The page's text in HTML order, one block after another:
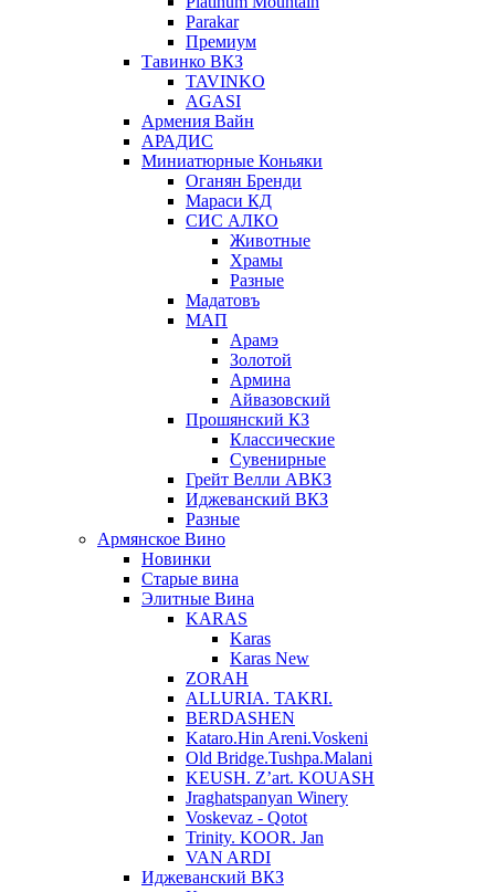
Parakar
Премиум
Тавинко ВКЗ
TAVINKO
AGASI
Армения Вайн
АРАДИС
Миниатюрные Коньяки
Оганян Бренди
Мараси КД
СИС АЛКО
Животные
Храмы
Разные
Мадатовъ
МАП
Арамэ
Золотой
Армина
Айвазовский
Прошянский КЗ
Классические
Сувенирные
Грейт Велли АВКЗ
Иджеванский ВКЗ
Разные
Армянское Вино
Новинки
Старые вина
Элитные Вина
KARAS
Karas
Karas New
ZORAH
ALLURIA. TAKRI.
BERDASHEN
Kataro.Hin Areni.Voskeni
Old Bridge.Tushpa.Malani
KEUSH. Z’art. KOUASH
Jraghatspanyan Winery
Voskevaz - Qotot
Trinity. KOOR. Jan
VAN ARDI
Иджеванский ВКЗ